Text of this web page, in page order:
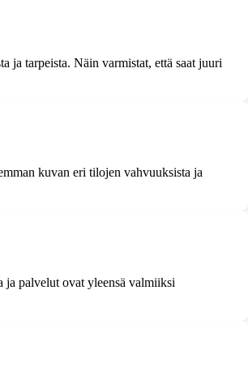
ja tarpeista. Näin varmistat, että saat juuri
kuvan eri tilojen vahvuuksista ja
ja palvelut ovat yleensä valmiiksi